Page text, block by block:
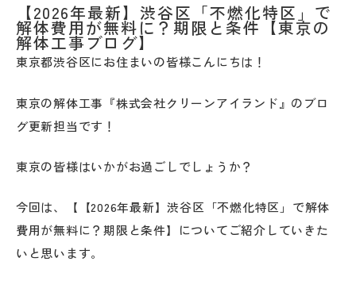
【2026年最新】渋谷区「不燃化特区」で
解体費用が無料に？期限と条件【東京の
解体工事ブログ】
東京都渋谷区にお住まいの皆様こんにちは！
東京の解体工事『株式会社クリーンアイランド』のブロ
グ更新担当です！
東京の皆様はいかがお過ごしでしょうか？
今回は、【【2026年最新】渋谷区「不燃化特区」で解体
費用が無料に？期限と条件】についてご紹介していきた
いと思います。